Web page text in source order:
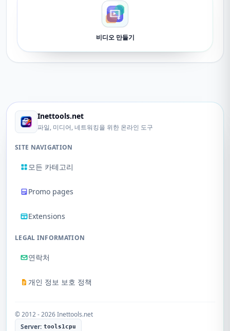
비디오 만들기
Inettools.net
파일, 미디어, 네트워킹을 위한 온라인 도구
SITE NAVIGATION
모든 카테고리
Promo pages
Extensions
LEGAL INFORMATION
연락처
개인 정보 보호 정책
© 2012 - 2026 Inettools.net
Server: tools1cpu